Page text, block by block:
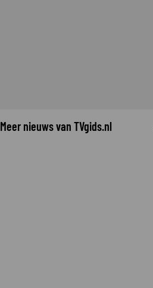
Meer nieuws van TVgids.nl